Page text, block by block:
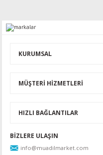
KURUMSAL
MÜŞTERİ HİZMETLERİ
HIZLI BAĞLANTILAR
BİZLERE ULAŞIN
info@muadilmarket.com